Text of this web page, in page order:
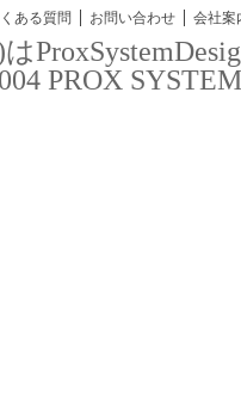
ある質問 お問い合わせ 会社案
PROX